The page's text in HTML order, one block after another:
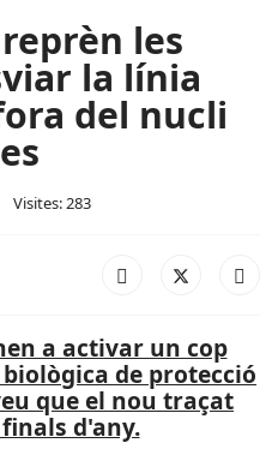
les
la línia
del nucli
Visites: 283
a activar un cop
de protecció
que el nou traçat
d'any.